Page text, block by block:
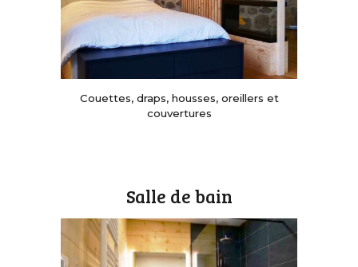
Couettes, draps,housses, oreillers et
couvertures
Salle de bain